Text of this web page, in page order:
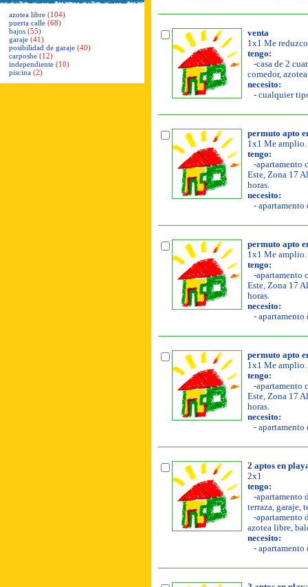
azotea libre (104)
puerta calle (68)
bajos (55)
garaje (41)
posibilidad de garaje (40)
carposhe (12)
independiente (10)
piscina (2)
venta
1x1 Me
tengo:
-casa de 2
comedor,
necesito:
- cualquier
permuto apto
1x1 Me amplio.
tengo:
-apartamento
Este, Zona 17
horas.
necesito:
- apartamento
permuto apto
1x1 Me amplio.
tengo:
-apartamento
Este, Zona 17
horas.
necesito:
- apartamento
permuto apto
1x1 Me amplio.
tengo:
-apartamento
Este, Zona 17
horas.
necesito:
- apartamento
2 aptos en
2x1
tengo:
-apartamento
terraza, garaje,
-apartamento
azotea libre,
necesito:
- apartamento